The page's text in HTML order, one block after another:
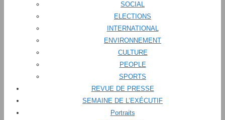
SOCIAL
ELECTIONS
INTERNATIONAL
ENVIRONNEMENT
CULTURE
PEOPLE
SPORTS
REVUE DE PRESSE
SEMAINE DE L’EXÉCUTIF
Portraits